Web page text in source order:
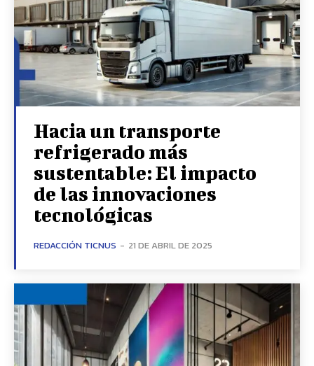
Hacia un transporte
refrigerado más
sustentable: El impacto
de las innovaciones
tecnológicas
REDACCIÓN TICNUS - 21 DE ABRIL DE 2025